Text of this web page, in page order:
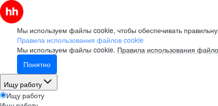
Мы используем файлы cookie, чтобы обеспечивать
Правила использования файлов cookie
Мы используем файлы cookie. Правила использования
Понятно
Ищу работу
Ищу работу